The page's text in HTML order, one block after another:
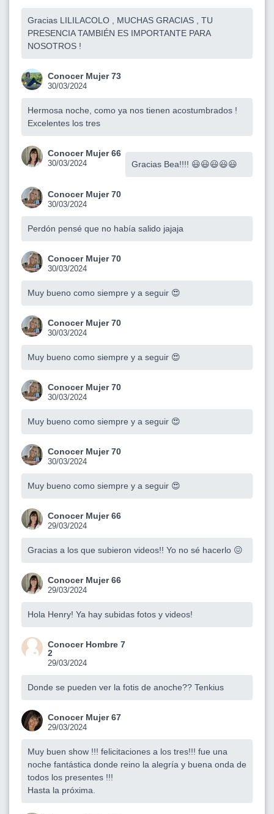
Gracias LILILACOLO , MUCHAS GRACIAS , TU
PRESENCIA TAMBIÉN ES IMPORTANTE PARA
NOSOTROS !
Conocer Mujer 73
30/03/2024
Hermosa noche, como ya nos tienen acostumbrados !
Excelentes los tres
Conocer Mujer 66
30/03/2024 Gracias Bea!!!! 😃😃😃😃😃
Conocer Mujer 70
30/03/2024
Perdón pensé que no había salido jajaja
Conocer Mujer 70
30/03/2024
Muy bueno como siempre y a seguir 😍
Conocer Mujer 70
30/03/2024
Muy bueno como siempre y a seguir 😍
Conocer Mujer 70
30/03/2024
Muy bueno como siempre y a seguir 😍
Conocer Mujer 70
30/03/2024
Muy bueno como siempre y a seguir 😍
Conocer Mujer 66
29/03/2024
Gracias a los que subieron videos!! Yo no sé hacerlo 😖
Conocer Mujer 66
29/03/2024
Hola Henry! Ya hay subidas fotos y videos!
Conocer Hombre 7
2
29/03/2024
Donde se pueden ver la fotis de anoche?? Tenkius
Conocer Mujer 67
29/03/2024
Muy buen show !!! felicitaciones a los tres!!! fue una
noche fantástica donde reino la alegría y buena onda de
todos los presentes !!!
Hasta la próxima.